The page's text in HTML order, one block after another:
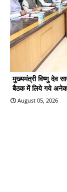
मुख्यमंत्री विष्णु देव
बैठक में लिये गये अनेक
August 05, 2026